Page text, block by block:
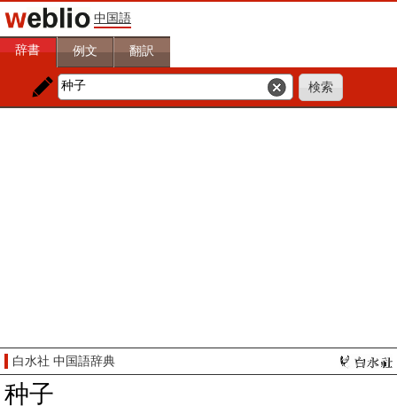
中国語
辞書 例文 翻訳
白水社 中国語辞典
种子